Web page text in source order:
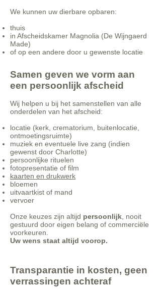
We kunnen uw dierbare opbaren:
thuis
in Afscheidskamer Magnolia (De Wijngaerd
Made)
of op een andere door u gewenste locatie
Samen geven we vorm aan
een persoonlijk afscheid
Wij helpen u bij het samenstellen van alle
onderdelen van het afscheid:
locatie (kerk, crematorium, buitenlocatie,
ontmoetingsruimte)
muziek en eventuele live zang (indien
gewenst door Charlotte)
persoonlijke rituelen
fotopresentatie of film
kaarten en drukwerk
bloemen
uitvaartkist of mand
vervoer
Onze keuzes zijn altijd persoonlijk , nooit
gestuurd door eigen belang of commerciële
voorkeuren.
Uw wens staat altijd voorop.
Transparantie in kosten, geen
verrassingen achteraf